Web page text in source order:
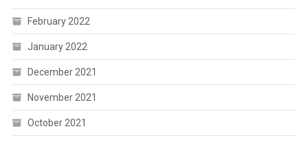
February 2022
January 2022
December 2021
November 2021
October 2021